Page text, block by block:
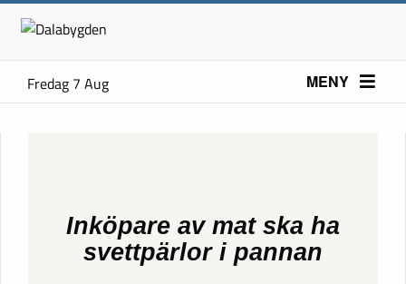
Fredag 7 Aug MENY
Inköpare av mat ska ha
svettpärlor i pannan